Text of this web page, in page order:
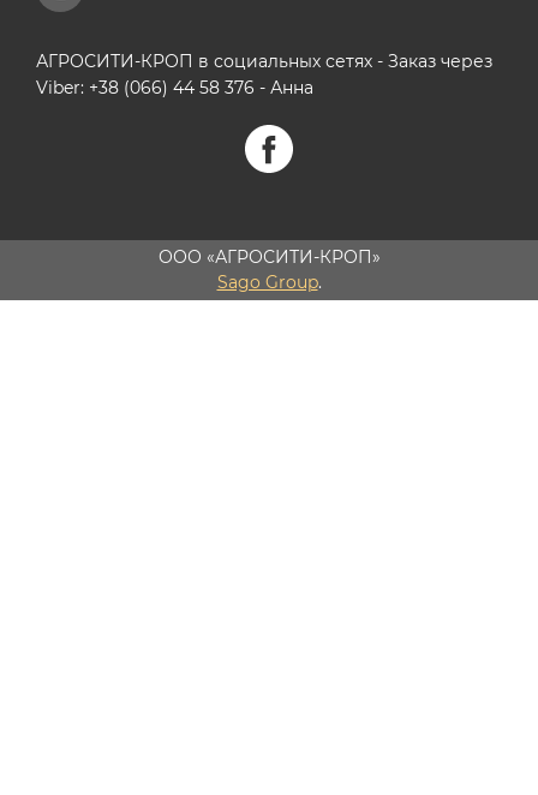
АГРОСИТИ-КРОП в социальных сетях - Заказ через
Viber: +38 (066) 44 58 376 - Анна
ООО «АГРОСИТИ-КРОП»
Sago Group.